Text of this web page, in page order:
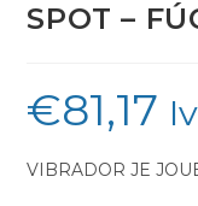
SPOT –
€81,17
VIBRADOR JE